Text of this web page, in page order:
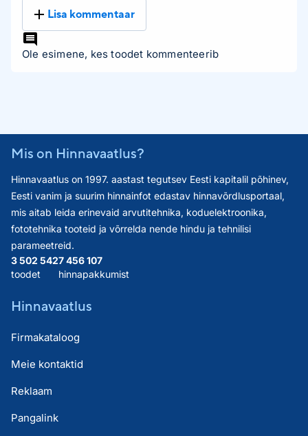
Lisa kommentaar
Ole esimene, kes toodet kommenteerib
Mis on Hinnavaatlus?
Hinnavaatlus on 1997. aastast tegutsev Eesti kapitalil põhinev,
Eesti vanim ja suurim hinnainfot edastav hinnavõrdlusportaal,
mis aitab leida erinevaid arvutitehnika, koduelektroonika,
fototehnika tooteid ja võrrelda nende hindu ja tehnilisi
parameetreid.
3 502 542
toodet
7 456 107
hinnapakkumist
Hinnavaatlus
Firmakataloog
Meie kontaktid
Reklaam
Pangalink